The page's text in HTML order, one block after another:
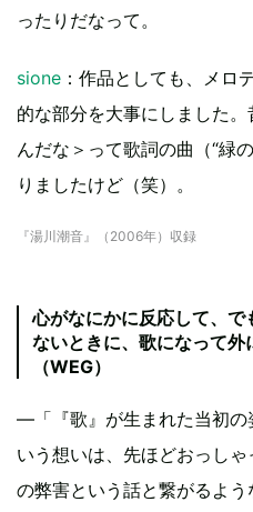
ったりだなって。
sione ：作品としても、メロ
的な部分を大事にしました
んだな＞って歌詞の曲（“緑
りましたけど（笑）。
『湯川潮音』（2006年）収録
心がなにかに反応して、
ないときに、歌になって外
（WEG）
―「『歌』が生まれた当初の
いう想いは、先ほどおっし
の弊害という話と繋がるよ